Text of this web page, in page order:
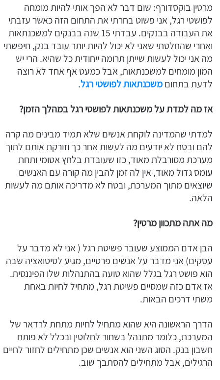
מרטין בוקסדורף: שום דבר לא הפך אותי להיות מומחה
לפושטי רגל, אני פשוט בחרתי את התחום הזה כאשר עזבתי
את העבודה בבנקים. עבדתי 15 שנה בבנקים למשכנתאות
ואחרי שהחלטתי שאני לא יכול להיות יותר עובד בנק, חיפשתי
מה אני יכול לעשות שייתן תרומה ייחודית כל שהיא. הרי יש
המון מומחים למשכנתאות, אבל כמעט אף אחד לא רוצה
לדעת בתחוםמשכנתאות לפושטי רגל.
אז מה למדת על משכנתאות לפושטי רגל במהלך הזמן?
למדתי שהמדינה לוקחת אנשים שלא תמיד מבינים מה קרה
להם ובטח לא יודעים מה לעשות אחר כך וזורקת אותם לתוך
מערכת מסורבלת מאוד, כזו שעובדת בלחץ אטומי ותחת
עומס גדול מאוד, אין לה זמן להבין מה קורה עם האנשים
שיוצאים מתוך המערכת, ובטח לא מדריכה אותם מה לעשות
הלאה.
מה אתה מתכוון מרטין?
הבן אדם הממוצע שעובר פשיטת רגל ( אני לא מדבר על
עסקים) אני מדבר על אנשים פרטיים, מגיע לסיטואציה שבה
הוא פושט רגל בגלל שהוא טועה בהתנהלות שלו הפיננסית.
אז אדם כזה שמסיים פשיטת רגל, מתחיל לחיות באחת
משתי דרכים הבאות.
הדרך הראשונה היא שהוא מתחיל לחיות מתחת לרדאר של
המערכת, כלומר מתנהל בשחור לחלוטין ובכלל לא פותח
חשבון בנק. הסוג השני הוא אנשים שכן מתחילים לחזור לחיים
הרגילים, אבל מתחילים להסתבך שוב.